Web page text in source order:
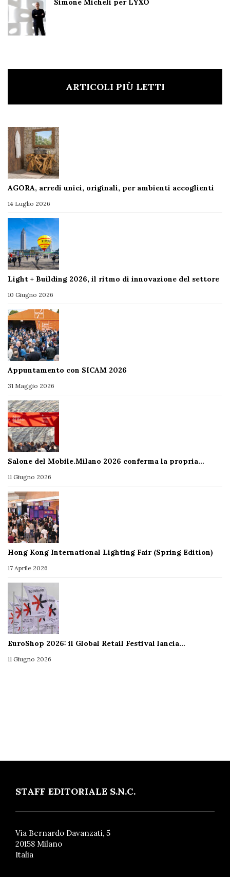
Simone Micheli per LYXO
ARTICOLI PIÙ LETTI
AGORA, arredi unici, originali, per ambienti accoglienti
14 Luglio 2026
Light + Building 2026, il ritmo di innovazione del settore
10 Giugno 2026
Appuntamento con SICAM 2026
31 Maggio 2026
Salone del Mobile.Milano 2026 conferma la propria…
11 Giugno 2026
Hong Kong International Lighting Fair (Spring Edition)
17 Aprile 2026
EuroShop 2026: il Global Retail Festival lancia…
11 Giugno 2026
STAFF EDITORIALE S.N.C.
Via Bernardo Davanzati, 5
20158 Milano
Italia